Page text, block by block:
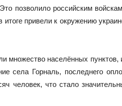
позволило российским
привели к окружению
множество населённых пунктов,
села Горналь, последнего
человек, что стало